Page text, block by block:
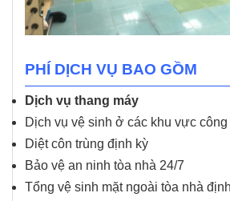
PHÍ DỊCH VỤ BAO GỒM
Dịch vụ thang máy
Dịch vụ vệ sinh ở các khu vực
Diệt côn trùng định kỳ
Bảo vệ an ninh tòa nhà 24/7
Tổng vệ sinh mặt ngoài tòa nhà